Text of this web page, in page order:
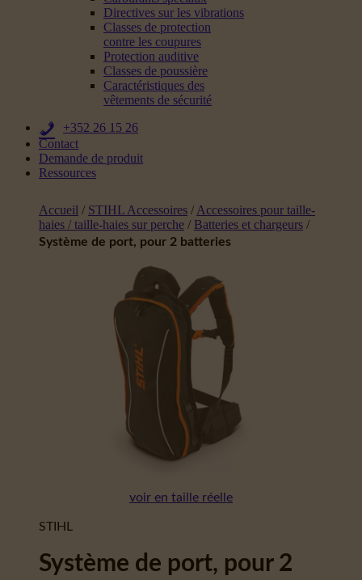
Directives sur les vibrations
Classes de protection
contre les coupures
Protection auditive
Classes de poussière
Caractéristiques des
vêtements de sécurité
+352 26 15 26
Contact
Demande de produit
Ressources
Accueil / STIHL Accessoires / Accessoires pour taille-
haies / taille-haies sur perche / Batteries et chargeurs /
Système de port, pour 2 batteries
voir en taille réelle
STIHL
Système de port, pour 2